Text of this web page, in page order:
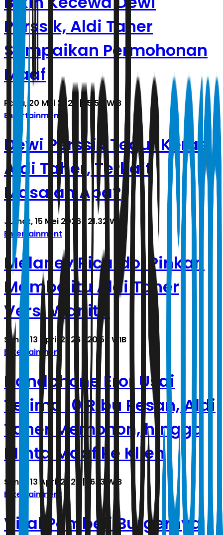
Perssik, Aldi Taher
Sampaikan Permohonan
Maaf
Rabu, 20 Mei 2026 | 15.50 WIB
Entertainment
Dewi Perssik Tegur Keras
Aldi Taher, Terkait
Masalah Apa?
Jumat, 15 Mei 2026 | 21.32 WIB
Entertainment
Melaney Ricardo: Pinkan
Mambo itu Aldi Taher
Versi Wanita
Senin, 13 April 2026 | 20.59 WIB
Entertainment
Handphone Eror Usai
Terima 10 Ribu Pesan, Aldi
Taher Memohon, hingga
Minta Maaf ke Klien
Senin, 13 April 2026 | 16.13 WIB
Entertainment
Viral Pembeli Burgernya